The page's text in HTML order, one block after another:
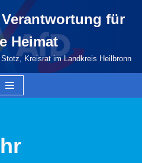
für
Heimat
Kreisrat im Landkreis Heilbronn